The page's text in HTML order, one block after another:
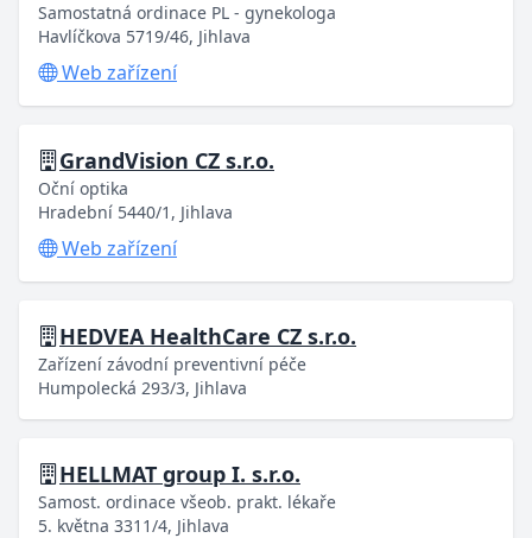
Samostatná ordinace PL - gynekologa
Havlíčkova 5719/46, Jihlava
Web zařízení
GrandVision CZ s.r.o.
Oční optika
Hradební 5440/1, Jihlava
Web zařízení
HEDVEA HealthCare CZ s.r.o.
Zařízení závodní preventivní péče
Humpolecká 293/3, Jihlava
HELLMAT group I. s.r.o.
Samost. ordinace všeob. prakt. lékaře
5. května 3311/4, Jihlava